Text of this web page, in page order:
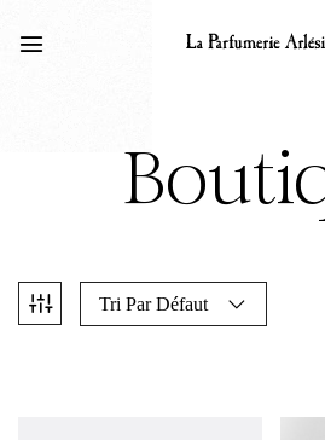
Tri Par Défaut